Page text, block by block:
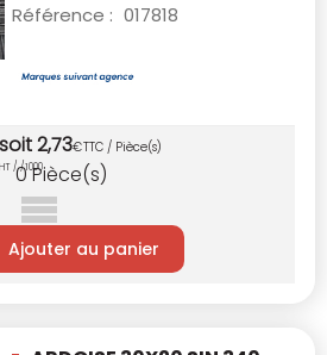
Référence : 017818
soit2,73€TTC / Pièce(s)
/ /1000
0Pièce(s)
Ajouter au panier